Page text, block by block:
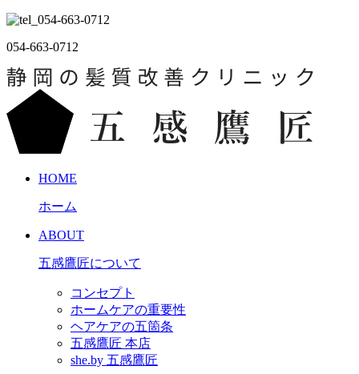
054-663-0712
HOME
ホーム
ABOUT
五感鷹匠について
コンセプト
ホームケアの重要性
ヘアケアの五箇条
五感鷹匠 本店
she.by 五感鷹匠